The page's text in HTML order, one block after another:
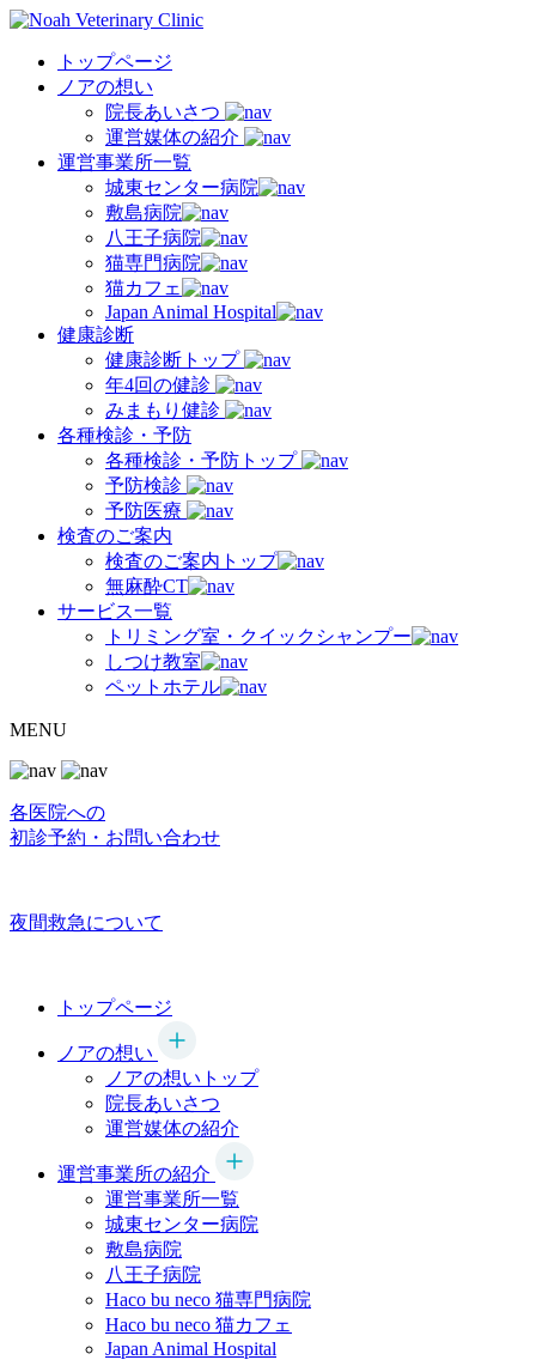
トップページ
ノアの想い
院長あいさつ
運営媒体の紹介
運営事業所一覧
城東センター病院
敷島病院
八王子病院
猫専門病院
猫カフェ
Japan Animal Hospital
健康診断
健康診断トップ
年4回の健診
みまもり健診
各種検診・予防
各種検診・予防トップ
予防検診
予防医療
検査のご案内
検査のご案内トップ
無麻酔CT
サービス一覧
トリミング室・クイックシャンプー
しつけ教室
ペットホテル
MENU
各医院への
初診予約・お問い合わせ
夜間救急について
トップページ
ノアの想い
ノアの想いトップ
院長あいさつ
運営媒体の紹介
運営事業所の紹介
運営事業所一覧
城東センター病院
敷島病院
八王子病院
Haco bu neco 猫専門病院
Haco bu neco 猫カフェ
Japan Animal Hospital